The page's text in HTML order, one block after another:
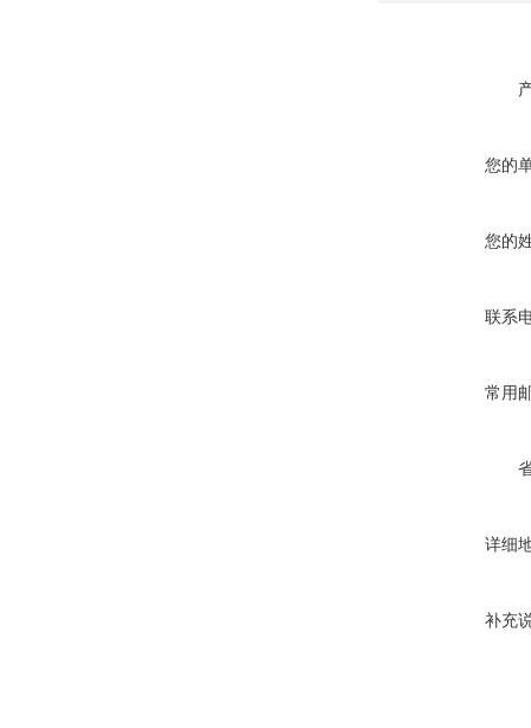
您的
您的
联系
常用
详细
补充